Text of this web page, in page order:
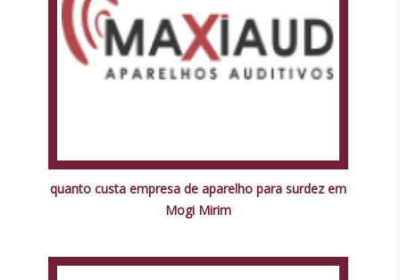
quanto custa empresa de aparelho para surdez em
Mogi Mirim